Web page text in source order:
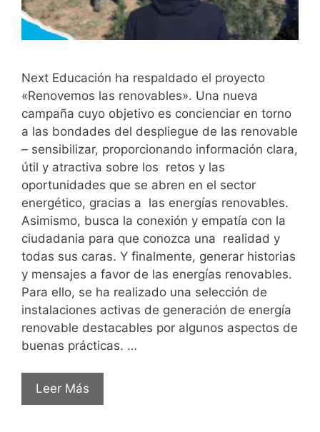
Next Educación ha respaldado el proyecto
«Renovemos las renovables». Una nueva
campaña cuyo objetivo es concienciar en torno
a las bondades del despliegue de las renovable
– sensibilizar, proporcionando información clara,
útil y atractiva sobre los retos y las
oportunidades que se abren en el sector
energético, gracias a las energías renovables.
Asimismo, busca la conexión y empatía con la
ciudadania para que conozca una realidad y
todas sus caras. Y finalmente, generar historias
y mensajes a favor de las energías renovables.
Para ello, se ha realizado una selección de
instalaciones activas de generación de energía
renovable destacables por algunos aspectos de
buenas prácticas. …
Leer Más